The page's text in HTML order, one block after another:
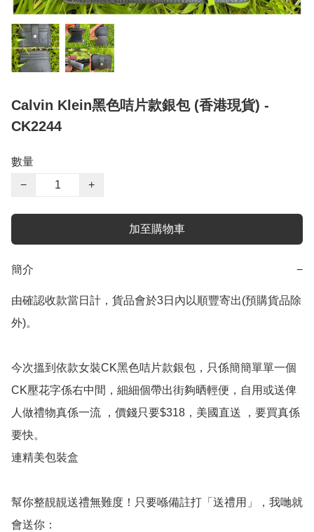
Calvin Klein黑色咭片款銀包 (香港現貨) -
CK2244
數量
−
+
加至購物車
簡介 −
由確認收款當日計，貨品會於3日內以順豐寄出(預購貨品除
外)。
今次搵到依款女裝CK黑色咭片款銀包，只係簡簡單單一個
CK壓花字係右中間，細細個帶出街夠晒輕便，自用或送俾
人做禮物真係一流 ，價錢只要$318，美國直送 ，要買真係
要快。
連精美包裝盒
幫你整靚靚送禮無難度！只要喺備註打「送禮用」，我哋就
會送你：